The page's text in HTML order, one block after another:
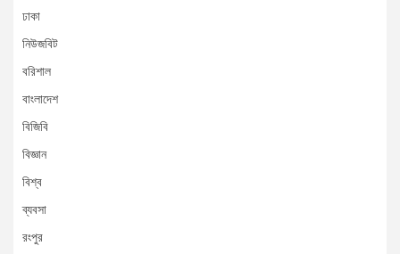
ঢাকা
নিউজবিট
বরিশাল
বাংলাদেশ
বিজিবি
বিজ্ঞান
বিশ্ব
ব্যবসা
রংপুর